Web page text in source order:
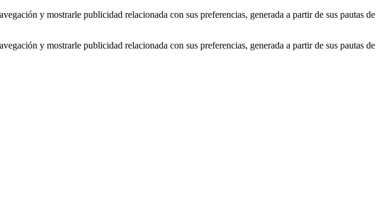
y mostrarle publicidad relacionada con sus preferencias, generada a partir de sus pautas de
y mostrarle publicidad relacionada con sus preferencias, generada a partir de sus pautas de